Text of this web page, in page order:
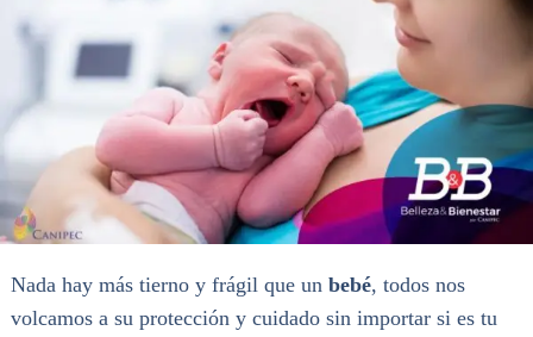
Nada hay más tierno y frágil que un bebé, todos nos
volcamos a su protección y cuidado sin importar si es tu